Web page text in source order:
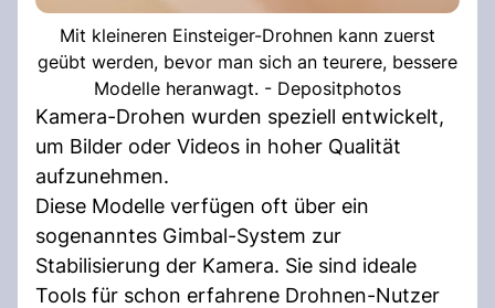
Mit kleineren Einsteiger-Drohnen kann zuerst
geübt werden, bevor man sich an teurere, bessere
Modelle heranwagt. - Depositphotos
Kamera-Drohen wurden speziell entwickelt,
um Bilder oder Videos in hoher Qualität
aufzunehmen.
Diese Modelle verfügen oft über ein
sogenanntes Gimbal-System zur
Stabilisierung der Kamera. Sie sind ideale
Tools für schon erfahrene Drohnen-Nutzer